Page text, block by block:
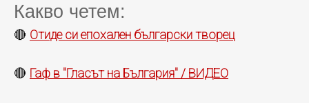
Какво четем:
🔴 Отиде си епохален български творец
🔴 Гаф в "Гласът на България" / ВИДЕО